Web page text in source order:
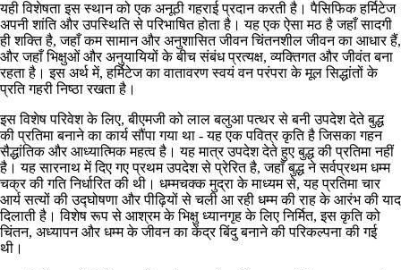
यही विशेषता इस स्थान को एक अनूठी गहराई प्रदान करती है। पैसिफिक हर्मिटेज
अपनी शांति और उपस्थिति से परिभाषित होता है। यह एक ऐसा मठ है जहाँ सादगी
ही शक्ति है, जहाँ कम सामान और अनुशासित जीवन चिंतनशील जीवन का आधार हैं,
और जहाँ भिक्षुओं और अनुयायियों के बीच संबंध प्रत्यक्ष, व्यक्तिगत और जीवंत बना
रहता है। इस अर्थ में, हर्मिटेज का वातावरण स्वयं वन परंपरा के मूल सिद्धांतों के
प्रति गहरी निष्ठा रखता है।
इस विशेष परिवेश के लिए, बीएमजी को लाल बलुआ पत्थर से बनी उपदेश देते बुद्ध
की प्रतिमा बनाने का कार्य सौंपा गया था - यह एक पवित्र कृति है जिसका गहन
सैद्धांतिक और आध्यात्मिक महत्व है। यह मात्र उपदेश देते हुए बुद्ध की प्रतिमा नहीं
है। यह सारनाथ में दिए गए प्रथम उपदेश से प्रेरित है, जहाँ बुद्ध ने सर्वप्रथम धम्म
चक्र की गति निर्धारित की थी। धम्मचक्क मुद्रा के माध्यम से, यह प्रतिमा चार
आर्य सत्यों की उद्घोषणा और पीढ़ियों से चली आ रही धम्म की राह के आरंभ की याद
दिलाती है। विशेष रूप से आश्रम के भिक्षु ध्यानगृह के लिए निर्मित, इस कृति को
चिंतन, अध्यापन और धम्म के जीवन का केंद्र बिंदु बनाने की परिकल्पना की गई
थी।